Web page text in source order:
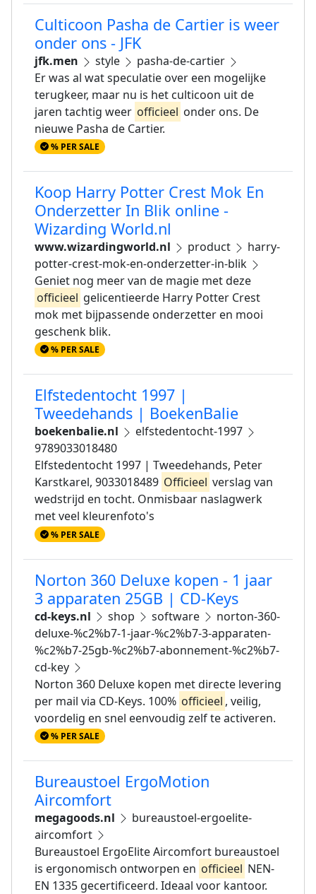
Culticoon Pasha de Cartier is weer
onder ons - JFK
jfk.men style
pasha-de-cartier
Er was al wat speculatie over een mogelijke
terugkeer, maar nu is het culticoon uit de
jaren tachtig weer officieel onder ons. De
nieuwe Pasha de Cartier.
% PER SALE
Koop Harry Potter Crest Mok En
Onderzetter In Blik online -
Wizarding World.nl
www.wizardingworld.nl product
harry-
potter-crest-mok-en-onderzetter-in-blik
Geniet nog meer van de magie met deze
officieel gelicentieerde Harry Potter Crest
mok met bijpassende onderzetter en mooi
geschenk blik.
% PER SALE
Elfstedentocht 1997 |
Tweedehands | BoekenBalie
boekenbalie.nl
elfstedentocht-1997
9789033018480
Elfstedentocht 1997 | Tweedehands, Peter
Karstkarel, 9033018489 Officieel verslag van
wedstrijd en tocht. Onmisbaar naslagwerk
met veel kleurenfoto's
% PER SALE
Norton 360 Deluxe kopen - 1 jaar
3 apparaten 25GB | CD-Keys
cd-keys.nl shop software
norton-360-
deluxe-%c2%b7-1-jaar-%c2%b7-3-apparaten-
%c2%b7-25gb-%c2%b7-abonnement-%c2%b7-
cd-key
Norton 360 Deluxe kopen met directe levering
per mail via CD-Keys. 100% officieel , veilig,
voordelig en snel eenvoudig zelf te activeren.
% PER SALE
Bureaustoel ErgoMotion
Aircomfort
megagoods.nl
bureaustoel-ergoelite-
aircomfort
Bureaustoel ErgoElite Aircomfort bureaustoel
is ergonomisch ontworpen en officieel NEN-
EN 1335 gecertificeerd. Ideaal voor kantoor.